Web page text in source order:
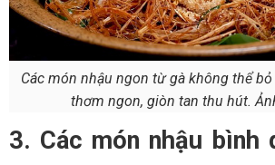
Các món nhậu ngon từ gà không thể
thơm ngon, giòn tan thu hút.
3. Các món nhậu bình